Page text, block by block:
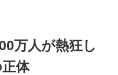
万人が熱狂し
体